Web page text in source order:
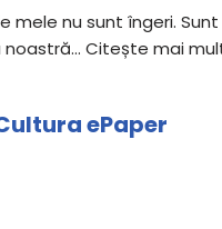
mele nu sunt îngeri.
noastră… Citește mai
ePaper